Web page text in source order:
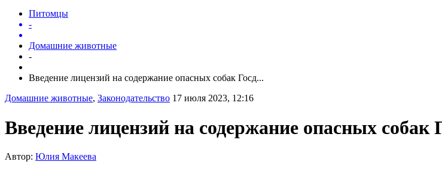
Питомцы
-
Домашние животные
-
Введение лицензий на содержание опасных собак Госд...
Домашние животные, Законодательство 17 июля 2023, 12:16
Введение лицензий на содержание опасных собак
Автор: Юлия Макеева